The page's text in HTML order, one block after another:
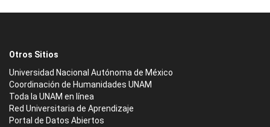
Otros Sitios
Universidad Nacional Autónoma de México
Coordinación de Humanidades UNAM
Toda la UNAM en línea
Red Universitaria de Aprendizaje
Portal de Datos Abiertos